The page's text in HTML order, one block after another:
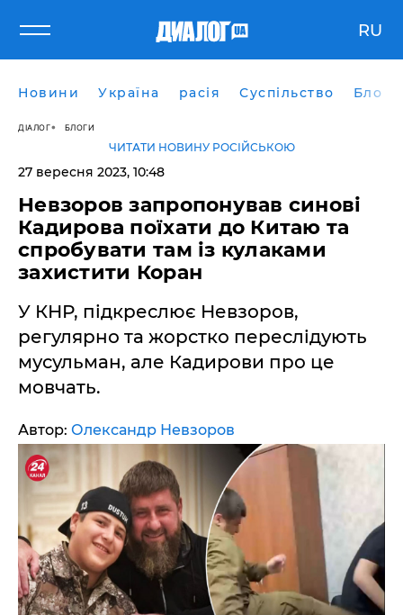
RU
Новини Україна расія Суспільство Блоги
ДІАЛОГ БЛОГИ
ЧИТАТИ НОВИНУ РОСІЙСЬКОЮ
27 вересня 2023, 10:48
Невзоров запропонував синові
Кадирова поїхати до Китаю та
спробувати там із кулаками
захистити Коран
У КНР, підкреслює Невзоров,
регулярно та жорстко переслідують
мусульман, але Кадирови про це
мовчать.
Автор: Олександр Невзоров